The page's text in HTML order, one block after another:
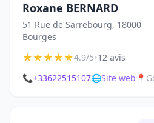
Roxane BERNARD
51 Rue de Sarrebourg, 18000
Bourges
★★★★★4.9/5•12 avis
📞+33622515107🌐Site web 📍